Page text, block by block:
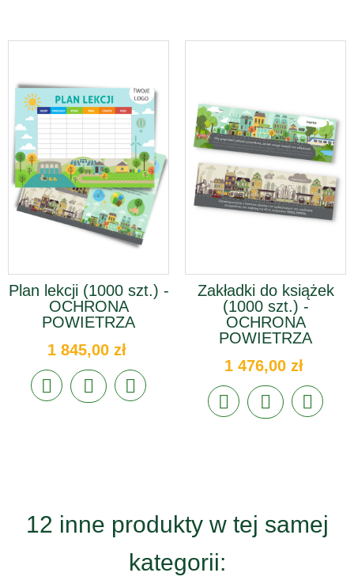
Plan lekcji (1000 szt.) -
OCHRONA
POWIETRZA
1 845,00 zł
Zakładki do książek
(1000 szt.) -
OCHRONA
POWIETRZA
1 476,00 zł
12 inne produkty w tej samej
kategorii: